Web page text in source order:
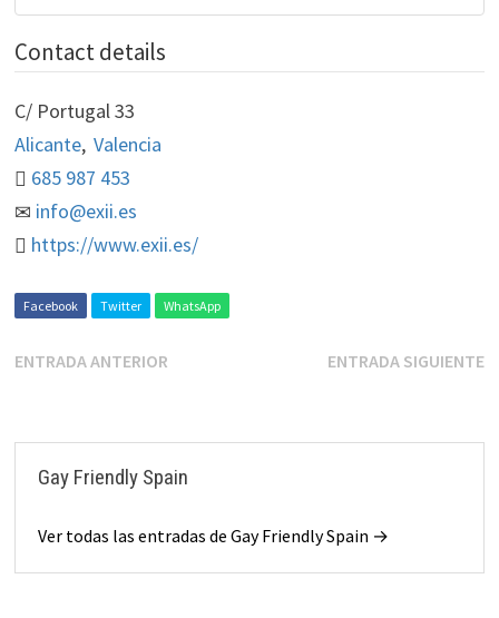
Contact details
C/ Portugal 33
Alicante, Valencia
685 987 453
info@exii.es
https://www.exii.es/
Facebook Twitter WhatsApp
ENTRADA ANTERIOR ENTRADA SIGUIENTE
Gay Friendly Spain
Ver todas las entradas de Gay Friendly Spain →